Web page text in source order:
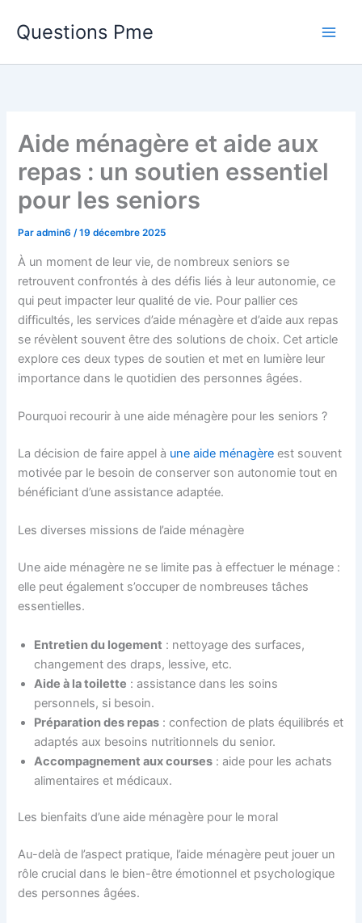
Questions Pme
Aide ménagère et aide aux
repas : un soutien essentiel
pour les seniors
Paradmin6/19 décembre 2025
À un moment de leur vie, de nombreux seniors se
retrouvent confrontés à des défis liés à leur autonomie, ce
qui peut impacter leur qualité de vie. Pour pallier ces
difficultés, les services d’aide ménagère et d’aide aux repas
se révèlent souvent être des solutions de choix. Cet article
explore ces deux types de soutien et met en lumière leur
importance dans le quotidien des personnes âgées.
Pourquoi recourir à une aide ménagère pour les seniors ?
La décision de faire appel à une aide ménagère est souvent
motivée par le besoin de conserver son autonomie tout en
bénéficiant d’une assistance adaptée.
Les diverses missions de l’aide ménagère
Une aide ménagère ne se limite pas à effectuer le ménage :
elle peut également s’occuper de nombreuses tâches
essentielles.
Entretien du logement : nettoyage des surfaces,
changement des draps, lessive, etc.
Aide à la toilette : assistance dans les soins
personnels, si besoin.
Préparation des repas : confection de plats équilibrés et
adaptés aux besoins nutritionnels du senior.
Accompagnement aux courses : aide pour les achats
alimentaires et médicaux.
Les bienfaits d’une aide ménagère pour le moral
Au-delà de l’aspect pratique, l’aide ménagère peut jouer un
rôle crucial dans le bien-être émotionnel et psychologique
des personnes âgées.